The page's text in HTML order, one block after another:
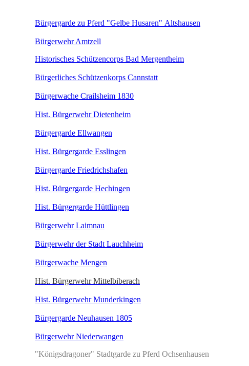
Bürgergarde zu Pferd "Gelbe Husaren" Altshausen
Bürgerwehr Amtzell
Historisches Schützencorps Bad Mergentheim
Bürgerliches Schützenkorps Cannstatt
Bürgerwache Crailsheim 1830
Hist. Bürgerwehr Dietenheim
Bürgergarde Ellwangen
Hist. Bürgergarde Esslingen
Bürgergarde Friedrichshafen
Hist. Bürgergarde Hechingen
Hist. Bürgergarde Hüttlingen
Bürgerwehr Laimnau
Bürgerwehr der Stadt Lauchheim
Bürgerwache Mengen
Hist. Bürgerwehr Mittelbiberach
Hist. Bürgerwehr Munderkingen
Bürgergarde Neuhausen 1805
Bürgerwehr Niederwangen
"Königsdragoner" Stadtgarde zu Pferd Ochsenhausen